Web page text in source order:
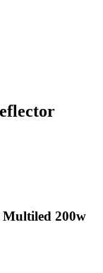
Multiled 200w